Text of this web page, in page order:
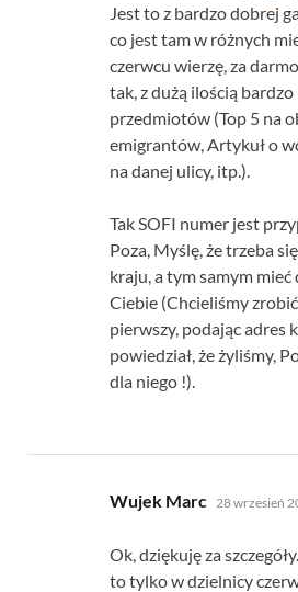
Jest to z bardzo dobrej
co jest tam w różnych
czerwcu wierzę, za
tak, z dużą ilością
przedmiotów (Top 5 na
emigrantów, Artykuł o
na danej ulicy, itp.).
Tak SOFI numer jest
Poza, Myślę, że trzeba
kraju, a tym samym
Ciebie (Chcieliśmy
pierwszy, podając adres
powiedział, że żyliśmy,
dla niego !).
Wujek Marc mówi:
28 wrzesień
Ok, dziękuję za
to tylko w dzielnicy